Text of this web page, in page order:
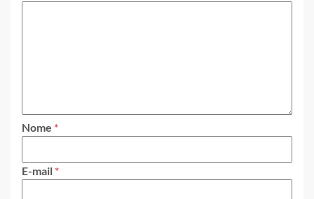
Nome *
E-mail *